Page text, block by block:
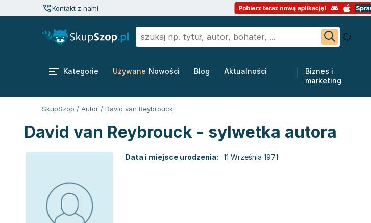
Kontakt z nami
Kategorie Używane Nowości Blog Aktualności
Biznes i
marketing
SkupSzop / Autor / David van Reybrouck
David van Reybrouck - sylwetka autora
Data i miejsce urodzenia: 11 Września 1971